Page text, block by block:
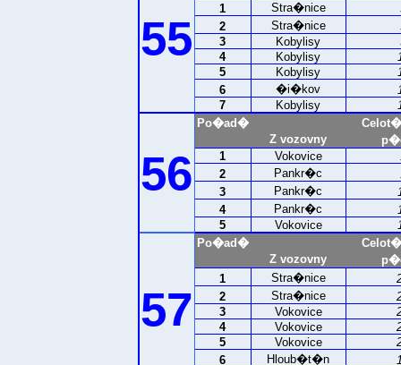
55
1
Stra�nice
2
Stra�nice
3
Kobylisy
4
Kobylisy
5
Kobylisy
6
�i�kov
7
Kobylisy
56
Po�ad�
Z vozovny
1
Vokovice
2
Pankr�c
3
Pankr�c
4
Pankr�c
5
Vokovice
57
Po�ad�
Z vozovny
1
Stra�nice
2
Stra�nice
3
Vokovice
4
Vokovice
5
Vokovice
6
Hloub�t�n